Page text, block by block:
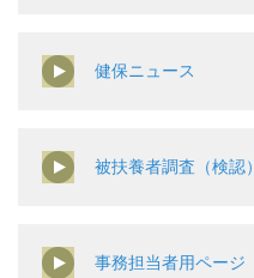
健保ニュース
被扶養者調査（検認）
事務担当者用ページ